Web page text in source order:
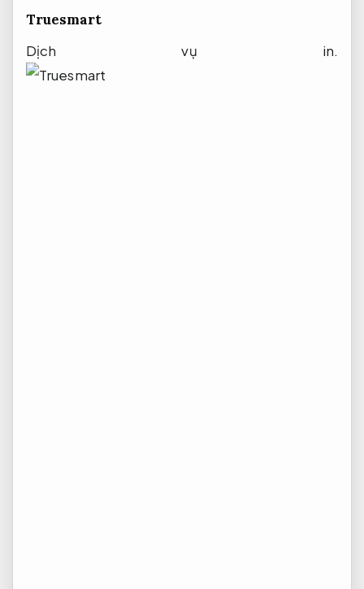
Truesmart
Dịch vụ in.